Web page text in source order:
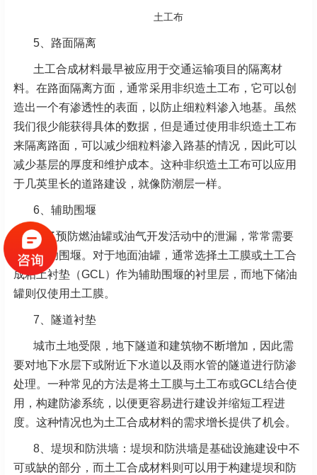
土工布
5、路面隔离
土工合成材料最早被应用于交通运输项目的隔离材
料。在路面隔离方面，通常采用非织造土工布，它可以创
造出一个有渗透性的表面，以防止细粒料渗入地基。虽然
我们很少能获得具体的数据，但是通过使用非织造土工布
来隔离路面，可以减少细粒料渗入路基的情况，因此可以
减少基层的厚度和维护成本。这种非织造土工布可以应用
于几英里长的道路建设，就像防潮层一样。
6、辅助围堰
为了预防燃油罐或油气开发活动中的泄漏，常常需要
使用辅助围堰。对于地面油罐，通常选择土工膜或土工合
成粘土衬垫（GCL）作为辅助围堰的衬里层，而地下储油
罐则仅使用土工膜。
7、隧道衬垫
城市土地受限，地下隧道和建筑物不断增加，因此需
要对地下水层下或附近下水道以及雨水管的隧道进行防渗
处理。一种常见的方法是将土工膜与土工布或GCL结合使
用，构建防渗系统，以便更容易进行建设并缩短工程进
度。这种情况也为土工合成材料的需求增长提供了机会。
8、堤坝和防洪墙：堤坝和防洪墙是基础设施建设中不
可或缺的部分，而土工合成材料则可以用于构建堤坝和防